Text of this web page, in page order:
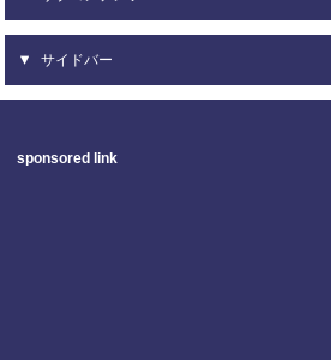
サイドバー
sponsored link